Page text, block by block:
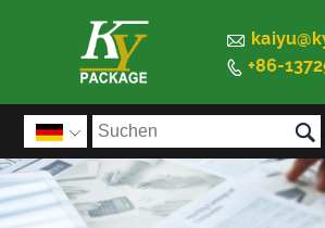

 +86-
 